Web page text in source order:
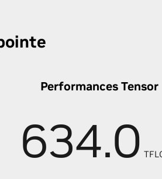
Performances Tensor
634.0